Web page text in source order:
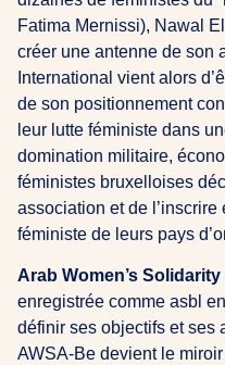
Fatima Mernissi), Nawal
créer une antenne de son
International vient alors
de son positionnement
leur lutte féministe dans
domination militaire,
féministes bruxelloises
association et de
féministe de leurs pays
Arab Women’s
enregistrée comme asbl
définir ses objectifs et ses
AWSA-Be devient le